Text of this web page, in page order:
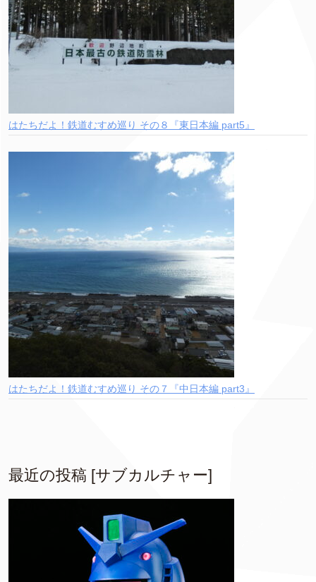
はたちだよ！鉄道むすめ巡り その８『東日本編 part5』
はたちだよ！鉄道むすめ巡り その７『中日本編 part3』
最近の投稿 [サブカルチャー]